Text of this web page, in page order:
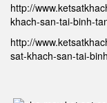
http://
khach-san-tai-binh-
http://
sat-khach-san-tai-